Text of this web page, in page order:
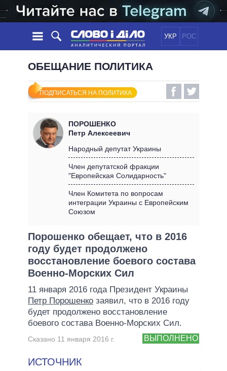
УКР РОС
НОВОСТИ
ЛЕНТА
СОБЫТИЯ
СТАТЬИ
МНЕНИЯ
ОБЗОРЫ
ДАЙДЖЕСТЫ
ПОЛИТИКА
ЭКОНОМИКА
МИР
ОБЕЩАНИЯ
ВСЕ ПОЛИТИКИ
ПРЕЗИДЕНТ И ОФИС
КАБИНЕТ МИНИСТРОВ
ГЛАВЫ ОБЛАДМИНИСТРАЦИЙ
ИНФОГРАФИКА
ВИДЕО
ПОДДЕРЖАТЬ
СРАВНЕНИЕ ПОЛИТИКОВ
ОБЕЩАНИЕ ПОЛИТИКА
ПОДПИСАТЬСЯ НА ПОЛИТИКА
ПОРОШЕНКО
Петр Алексеевич
Народный депутат Украины
Член депутатской фракции
"Европейская Солидарность"
Член Комитета по вопросам
интеграции Украины с Европейским
Союзом
Порошенко обещает, что в 2016
году будет продолжено
восстановление боевого состава
Военно-Морских Сил
11 января 2016 года Президент Украины
Петр Порошенко заявил, что в 2016 году
будет продолжено восстановление
боевого состава Военно-Морских Сил.
ВЫПОЛНЕНО
Сказано 11 января 2016 г.
ИСТОЧНИК